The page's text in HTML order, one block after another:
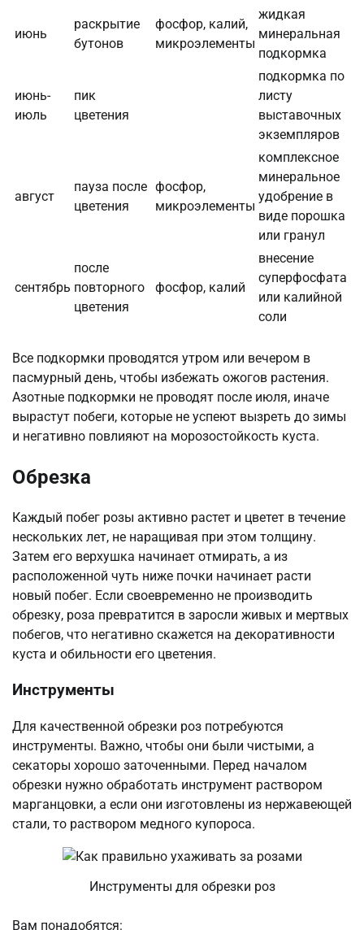
июнь
раскрытие
бутонов
фосфор, калий,
микроэлементы
жидкая
минеральная
подкормка
июнь-
июль
пик
цветения
подкормка по
листу
выставочных
экземпляров
август
пауза после
цветения
фосфор,
микроэлементы
комплексное
минеральное
удобрение в
виде порошка
или гранул
сентябрь
после
повторного
цветения
фосфор, калий
внесение
суперфосфата
или калийной
соли
Все подкормки проводятся утром или вечером в
пасмурный день, чтобы избежать ожогов растения.
Азотные подкормки не проводят после июля, иначе
вырастут побеги, которые не успеют вызреть до зимы
и негативно повлияют на морозостойкость куста.
Обрезка
Каждый побег розы активно растет и цветет в течение
нескольких лет, не наращивая при этом толщину.
Затем его верхушка начинает отмирать, а из
расположенной чуть ниже почки начинает расти
новый побег. Если своевременно не производить
обрезку, роза превратится в заросли живых и мертвых
побегов, что негативно скажется на декоративности
куста и обильности его цветения.
Инструменты
Для качественной обрезки роз потребуются
инструменты. Важно, чтобы они были чистыми, а
секаторы хорошо заточенными. Перед началом
обрезки нужно обработать инструмент раствором
марганцовки, а если они изготовлены из нержавеющей
стали, то раствором медного купороса.
Инструменты для обрезки роз
Вам понадобятся: